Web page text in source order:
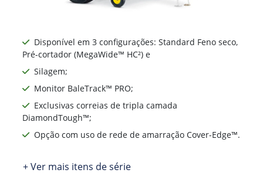
Disponível em 3 configurações: Standard Feno seco,
Pré-cortador (MegaWide™ HC²) e
Silagem;
Monitor BaleTrack™ PRO;
Exclusivas correias de tripla camada
DiamondTough™;
Opção com uso de rede de amarração Cover-Edge™.
+ Ver mais itens de série